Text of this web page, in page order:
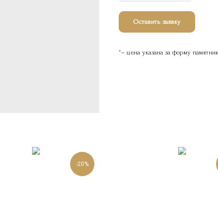
Оставить заявку
*– цена указана за форму
-20%